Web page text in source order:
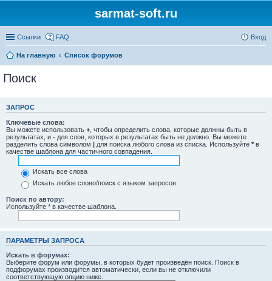
sarmat-soft.ru
Ссылки FAQ Вход
На главную Список форумов
Поиск
ЗАПРОС
Ключевые слова:
Вы можете использовать + , чтобы определить слова, которые должны быть в
результатах, и - для слов, которых в результатах быть не должно. Вы можете
разделить слова символом | для поиска любого слова из списка. Используйте * в
качестве шаблона для частичного совпадения.
Искать все слова
Искать любое слово/поиск с языком запросов
Поиск по автору:
Используйте * в качестве шаблона.
ПАРАМЕТРЫ ЗАПРОСА
Искать в форумах:
Выберите форум или форумы, в которых будет произведён поиск. Поиск в
подфорумах производится автоматически, если вы не отключили
соответствующую опцию ниже.